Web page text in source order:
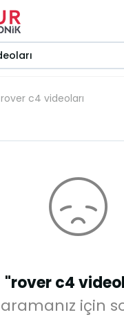
rover c4 videoları
"rover c4
aramanız için